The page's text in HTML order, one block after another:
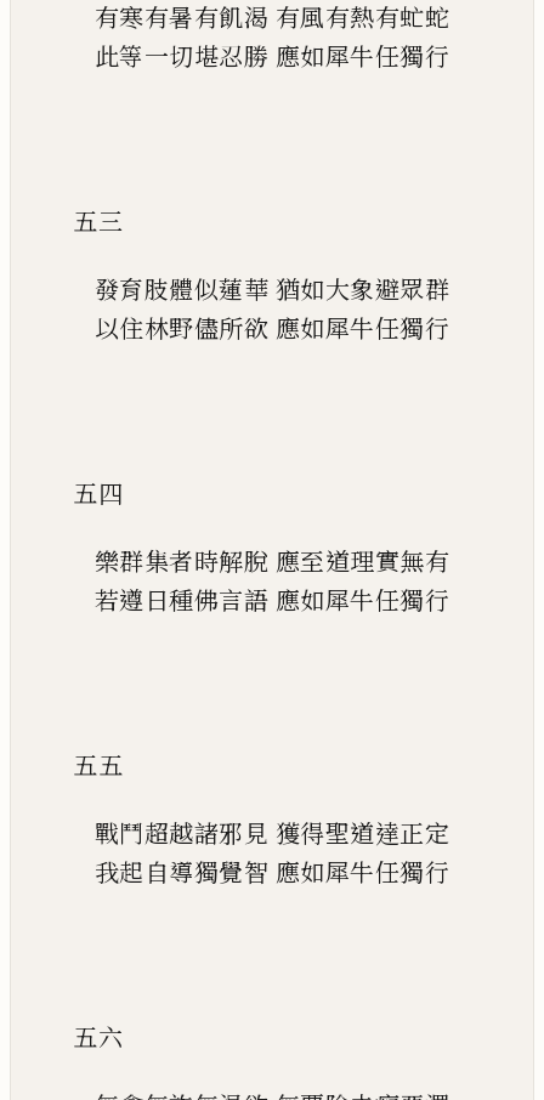
有寒有暑有飢渴 有風有熱有虻蛇
此等一切堪忍勝 應如犀牛任獨行
五三
發育肢體似蓮華 猶如大象避眾群
以住林野儘所欲 應如犀牛任獨行
五四
樂群集者時解脫 應至道理實無有
若遵日種佛言語 應如犀牛任獨行
五五
戰鬥超越諸邪見 獲得聖道達正定
我起自導獨覺智 應如犀牛任獨行
五六